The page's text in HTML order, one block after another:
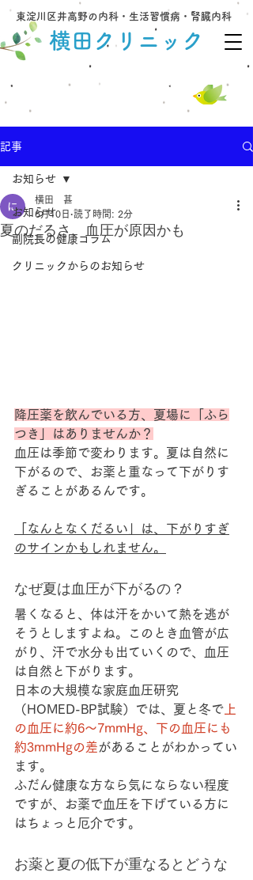
東淀川区井高野の内科・生活習慣病・腎臓内科
横田クリニック
​当日受診可（予約優先）
06-6340-4158
記事
お知らせ
副院長の健康コラム
クリニックからのお知らせ
お知らせ
夏のだるさ、血圧が原因かも
横田 甚
6月10日 読了時間: 2分
降圧薬を飲んでいる方、夏場に「ふら
つき」はありませんか？
血圧は季節で変わります。夏は自然に
下がるので、お薬と重なって下がりす
ぎることがあるんです。
「なんとなくだるい」は、下がりすぎ
のサインかもしれません。
なぜ夏は血圧が下がるの？
暑くなると、体は汗をかいて熱を逃が
そうとしますよね。このとき 血管が広
がり
汗で水分も出ていく ので、血圧
は自然と下がります。
日本の大規模な家庭血圧研究
（HOMED-BP試験）では、夏と冬で 上
の血圧に約6〜7mmHg、下の血圧にも
約3mmHgの差があることがわかってい
ます。
ふだん健康な方なら気にならない程度
ですが、お薬で血圧を下げている方に
はちょっと厄介です。
お薬と夏の低下が重なるとどうな